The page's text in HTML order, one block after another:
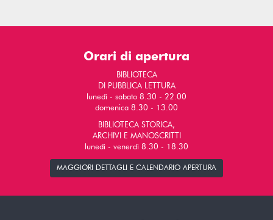
Orari di apertura
BIBLIOTECA
DI PUBBLICA LETTURA
lunedì - sabato 8.30 - 22.00
domenica 8.30 - 13.00
BIBLIOTECA STORICA,
ARCHIVI E MANOSCRITTI
lunedì - venerdì 8.30 - 18.30
MAGGIORI DETTAGLI E CALENDARIO APERTURA